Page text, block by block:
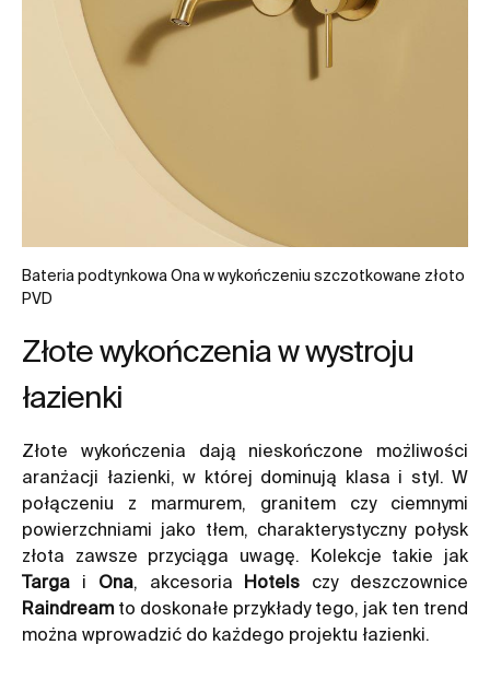
Złote wykończenia w wystroju
łazienki
Złote wykończenia dają nieskończone możliwości
aranżacji łazienki, w której dominują klasa i styl. W
połączeniu z marmurem, granitem czy ciemnymi
powierzchniami jako tłem, charakterystyczny połysk
złota zawsze przyciąga uwagę. Kolekcje takie jak
Targa i Ona, akcesoria Hotels czy deszczownice
Raindreamto doskonałe przykłady tego, jak ten trend
można wprowadzić do każdego projektu łazienki.
Bateria podtynkowa Ona w wykończeniu szczotkowane złoto
PVD